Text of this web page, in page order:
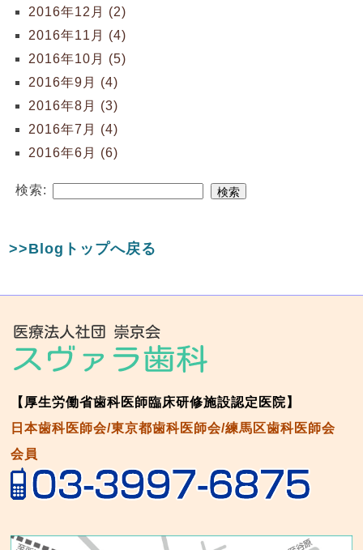
2016年12月 (2)
2016年11月 (4)
2016年10月 (5)
2016年9月 (4)
2016年8月 (3)
2016年7月 (4)
2016年6月 (6)
検索:
>>Blogトップへ戻る
【厚生労働省歯科医師臨床研修施設認定医院】
日本歯科医師会/東京都歯科医師会/練馬区歯科医師会
会員